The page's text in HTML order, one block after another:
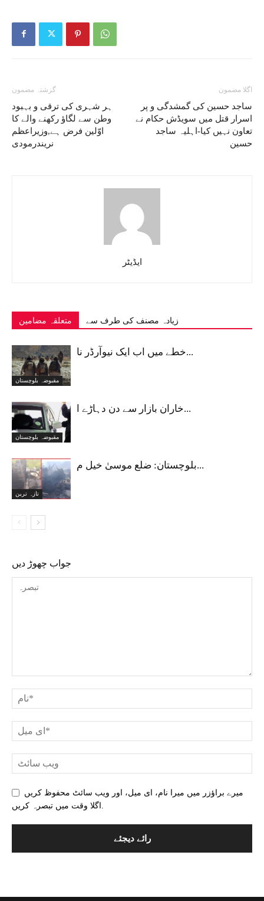
گزشتہ مضمون
ہر شہری کی ترقی و بہبود
وطن سے لگاؤ رکھنے والے کا
اوّلین فرض ہے,وزیراعظم
نریندرمودی
اگلا مضمون
ساجد حسین کی گمشدگی و پر
اسرار قتل میں سویڈش حکام نے
تعاون نہیں کیا-اہلیہ ساجد
حسین
ایڈیٹر
متعلقہ مضامین زیادہ مصنف کی طرف سے
مقبوضہ بلوچستان
خطے میں اب ایک نیوآرڈر نا...
مقبوضہ بلوچستان
خاران بازار سے دن دہاڑے ا...
تازہ ترین
بلوچستان: ضلع موسیٰ خیل م...
جواب چھوڑ دیں
میرے براؤزر میں میرا نام، ای میل، اور ویب سائٹ محفوظ کریں
اگلا وقت میں تبصرہ کریں.